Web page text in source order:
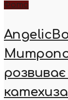
Фото